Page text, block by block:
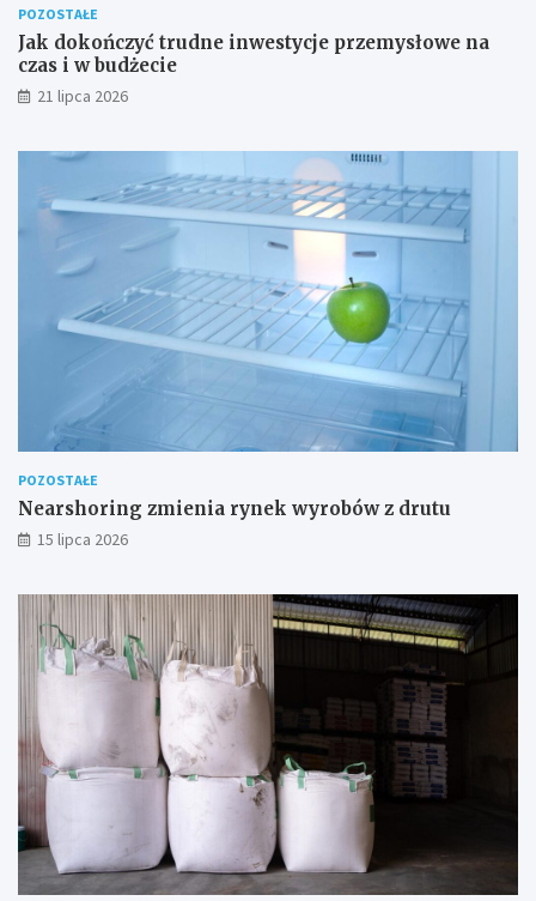
POZOSTAŁE
Jak dokończyć trudne inwestycje przemysłowe na
czas i w budżecie
21 lipca 2026
POZOSTAŁE
Nearshoring zmienia rynek wyrobów z drutu
15 lipca 2026